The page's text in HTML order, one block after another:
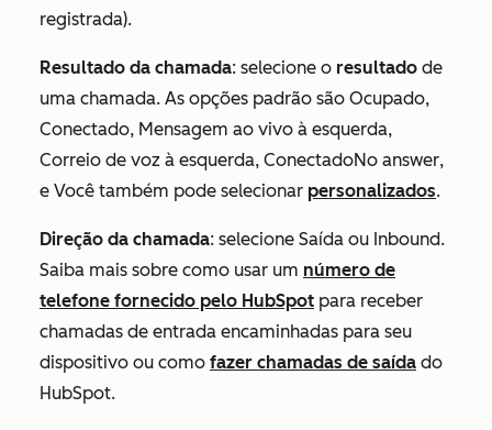
registrada).
Resultado da chamada: selecione o resultado de
uma chamada. As opções padrão são Ocupado,
Conectado, Mensagem ao vivo à esquerda,
Correio de voz à esquerda, ConectadoNo answer,
e Você também pode selecionar personalizados.
Direção da chamada: selecione Saída ou Inbound.
Saiba mais sobre como usar um número de
telefone fornecido pelo HubSpot para receber
chamadas de entrada encaminhadas para seu
dispositivo ou como fazer chamadas de saída do
HubSpot.